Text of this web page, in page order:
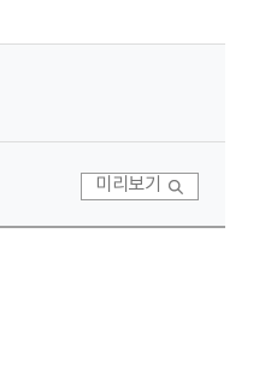
미리보기